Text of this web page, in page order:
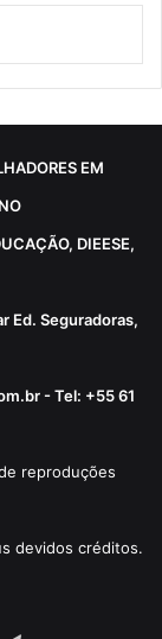
EM
DIEESE,
Ed. Seguradoras,
- Tel: +55 61
reproduções
devidos créditos.